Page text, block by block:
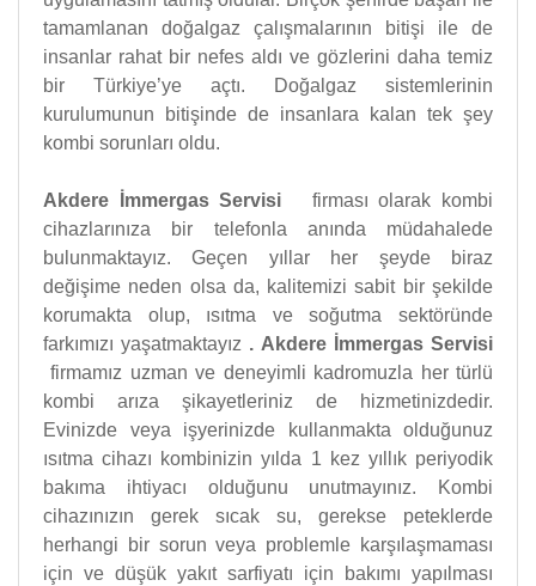
tamamlanan doğalgaz çalışmalarının bitişi ile de
insanlar rahat bir nefes aldı ve gözlerini daha temiz
bir Türkiye’ye açtı. Doğalgaz sistemlerinin
kurulumunun bitişinde de insanlara kalan tek şey
kombi sorunları oldu.
Akdere İmmergas Servisi firması olarak kombi
cihazlarınıza bir telefonla anında müdahalede
bulunmaktayız. Geçen yıllar her şeyde biraz
değişime neden olsa da, kalitemizi sabit bir şekilde
korumakta olup, ısıtma ve soğutma sektöründe
farkımızı yaşatmaktayız . Akdere İmmergas Servisi
firmamız uzman ve deneyimli kadromuzla her türlü
kombi arıza şikayetleriniz de hizmetinizdedir.
Evinizde veya işyerinizde kullanmakta olduğunuz
ısıtma cihazı kombinizin yılda 1 kez yıllık periyodik
bakıma ihtiyacı olduğunu unutmayınız. Kombi
cihazınızın gerek sıcak su, gerekse peteklerde
herhangi bir sorun veya problemle karşılaşmaması
için ve düşük yakıt sarfiyatı için bakımı yapılması